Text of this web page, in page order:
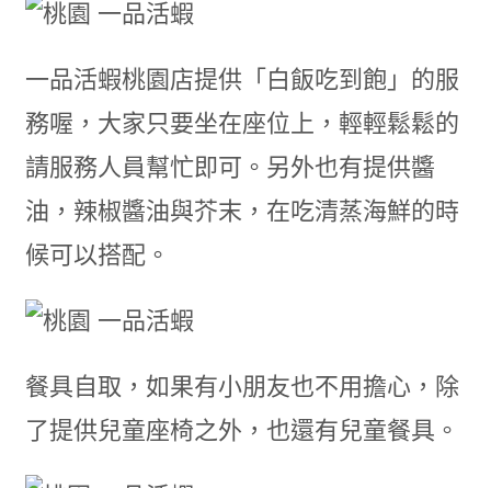
一品活蝦桃園店提供「白飯吃到飽」的服
務喔，大家只要坐在座位上，輕輕鬆鬆的
請服務人員幫忙即可。另外也有提供醬
油，辣椒醬油與芥末，在吃清蒸海鮮的時
候可以搭配。
餐具自取，如果有小朋友也不用擔心，除
了提供兒童座椅之外，也還有兒童餐具。